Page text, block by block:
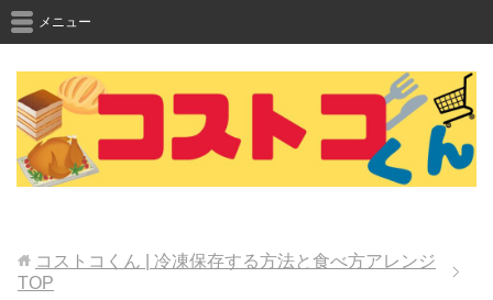
メニュー
コストコくん | 冷凍保存する方法と食べ方アレンジ
TOP